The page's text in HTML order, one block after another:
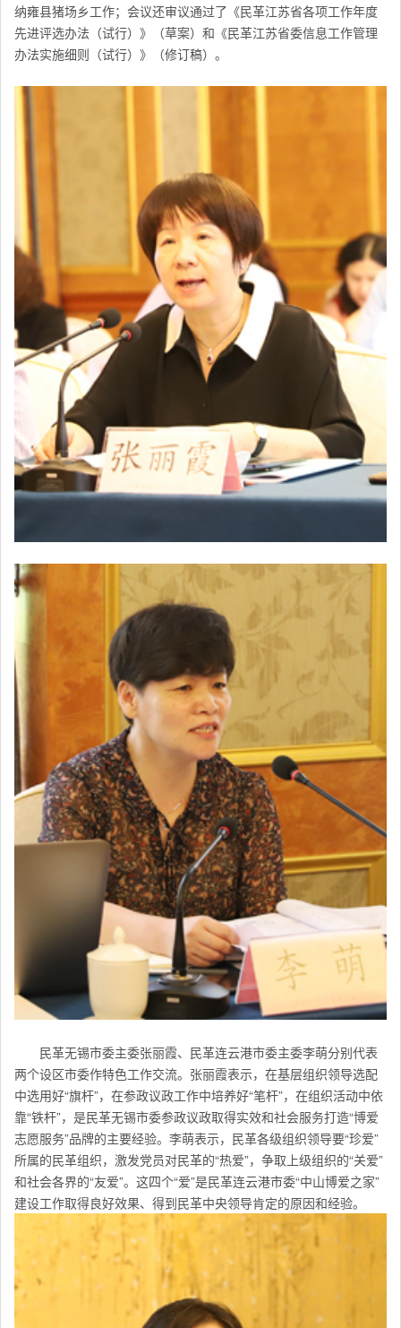
纳雍县猪场乡工作；会议还审议通过了《民革江苏省各项工作年度
先进评选办法（试行）》（草案）和《民革江苏省委信息工作管理
办法实施细则（试行）》（修订稿）。
民革无锡市委主委张丽霞、民革连云港市委主委李萌分别代表
两个设区市委作特色工作交流。张丽霞表示，在基层组织领导选配
中选用好“旗杆”，在参政议政工作中培养好“笔杆”，在组织活动中依
靠“铁杆”，是民革无锡市委参政议政取得实效和社会服务打造“博爱
志愿服务”品牌的主要经验。李萌表示，民革各级组织领导要“珍爱”
所属的民革组织，激发党员对民革的“热爱”，争取上级组织的“关爱”
和社会各界的“友爱”。这四个“爱”是民革连云港市委“中山博爱之家”
建设工作取得良好效果、得到民革中央领导肯定的原因和经验。